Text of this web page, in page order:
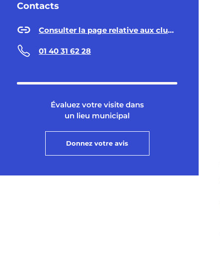
Contacts
Consulter la page relative aux clubs seniors
01 40 31 62 28
Évaluez votre visite dans
un lieu municipal
Donnez votre avis